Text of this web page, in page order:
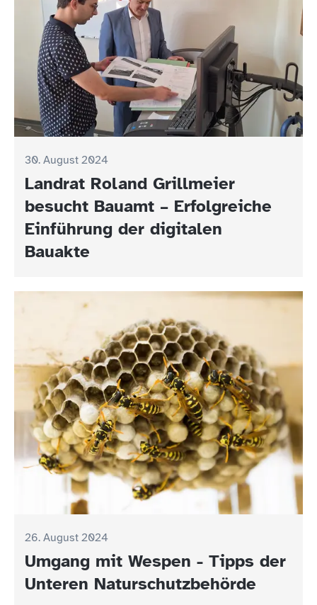
30. August 2024
Landrat Roland Grillmeier
besucht Bauamt – Erfolgreiche
Einführung der digitalen
Bauakte
26. August 2024
Umgang mit Wespen - Tipps der
Unteren Naturschutzbehörde